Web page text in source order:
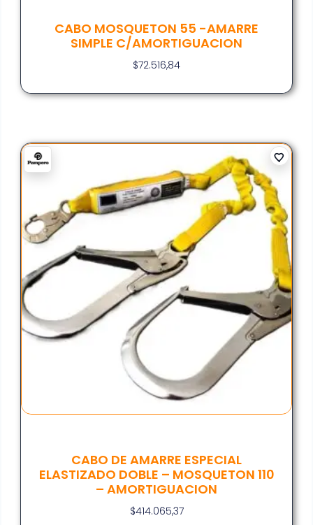
CABO MOSQUETON 55 -AMARRE
SIMPLE C/AMORTIGUACION
$72.516,84
CABO DE AMARRE ESPECIAL
ELASTIZADO DOBLE – MOSQUETON 110
– AMORTIGUACION
$414.065,37